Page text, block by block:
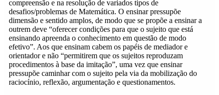
compreensão e na resolução de variados tipos de
desafios/problemas de Matemática. O ensinar pressupõe
dimensão e sentido amplos, de modo que se propõe a ensinar a
outrem deve “oferecer condições para que o sujeito que está
ensinando apreenda o conhecimento em questão de modo
efetivo”. Aos que ensinam cabem os papéis de mediador e
orientador e não “permitirem que os sujeitos reproduzam
procedimentos à base da imitação”, uma vez que ensinar
pressupõe caminhar com o sujeito pela via da mobilização do
raciocínio, reflexão, argumentação e questionamentos.